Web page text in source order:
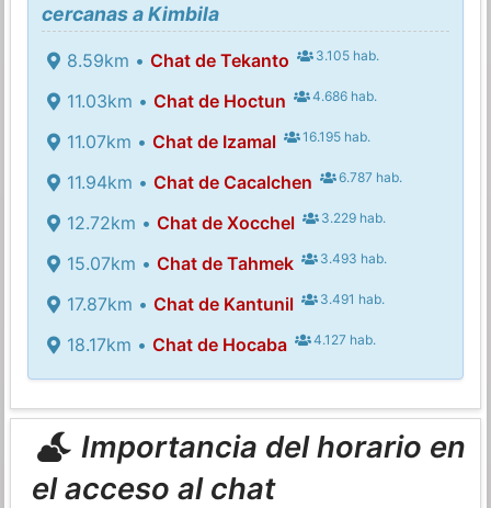
cercanas a Kimbila
8.59km • Chat de Tekanto 3.105 hab.
11.03km • Chat de Hoctun 4.686 hab.
11.07km • Chat de Izamal 16.195 hab.
11.94km • Chat de Cacalchen 6.787 hab.
12.72km • Chat de Xocchel 3.229 hab.
15.07km • Chat de Tahmek 3.493 hab.
17.87km • Chat de Kantunil 3.491 hab.
18.17km • Chat de Hocaba 4.127 hab.
Importancia del horario en
el acceso al chat